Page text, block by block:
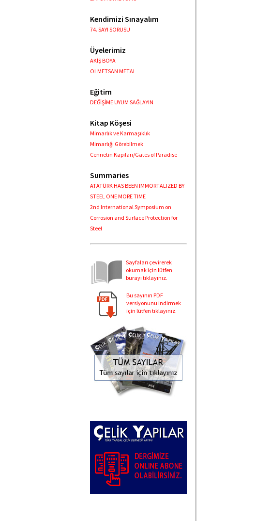
Kendimizi Sınayalım
74. SAYI SORUSU
Üyelerimiz
AKİŞ BOYA
OLMETSAN METAL
Eğitim
DEĞİŞİME UYUM SAĞLAYIN
Kitap Köşesi
Mimarlık ve Karmaşıklık
Mimarlığı Görebilmek
Cennetin Kapıları/Gates of Paradise
Summaries
ATATÜRK HAS BEEN IMMORTALIZED BY
STEEL ONE MORE TIME
2nd International Symposium on
Corrosion and Surface Protection for
Steel
Sayfaları çevirerek
okumak için lütfen
burayı tıklayınız.
Bu sayının PDF
versiyonunu indirmek
için lütfen tıklayınız.